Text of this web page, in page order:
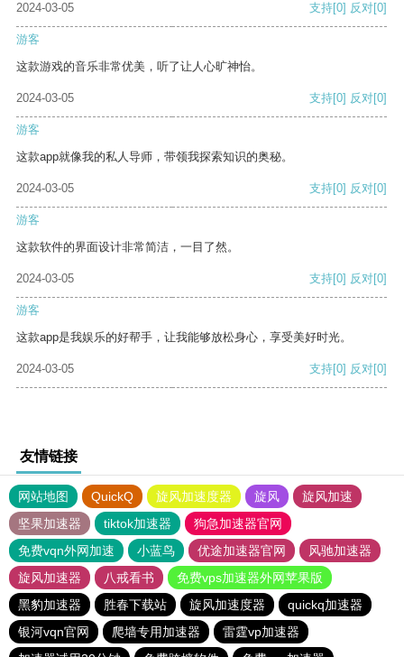
2024-03-05
支持[0] 反对[0]
游客
这款游戏的音乐非常优美，听了让人心旷神怡。
2024-03-05 支持[0] 反对[0]
游客
这款app就像我的私人导师，带领我探索知识的奥秘。
2024-03-05 支持[0] 反对[0]
游客
这款软件的界面设计非常简洁，一目了然。
2024-03-05 支持[0] 反对[0]
游客
这款app是我娱乐的好帮手，让我能够放松身心，享受美好时光。
2024-03-05 支持[0] 反对[0]
友情链接
网站地图 QuickQ 旋风加速度器 旋风
旋风加速
坚果加速器
tiktok加速器
狗急加速器官网
免费vqn外网加速
小蓝鸟 优途加速器官网
风驰加速器
旋风加速器
八戒看书
免费vps加速器外网苹果版
黑豹加速器
胜春下载站 旋风加速度器
quickq加速器
银河vqn官网
爬墙专用加速器
雷霆vp加速器